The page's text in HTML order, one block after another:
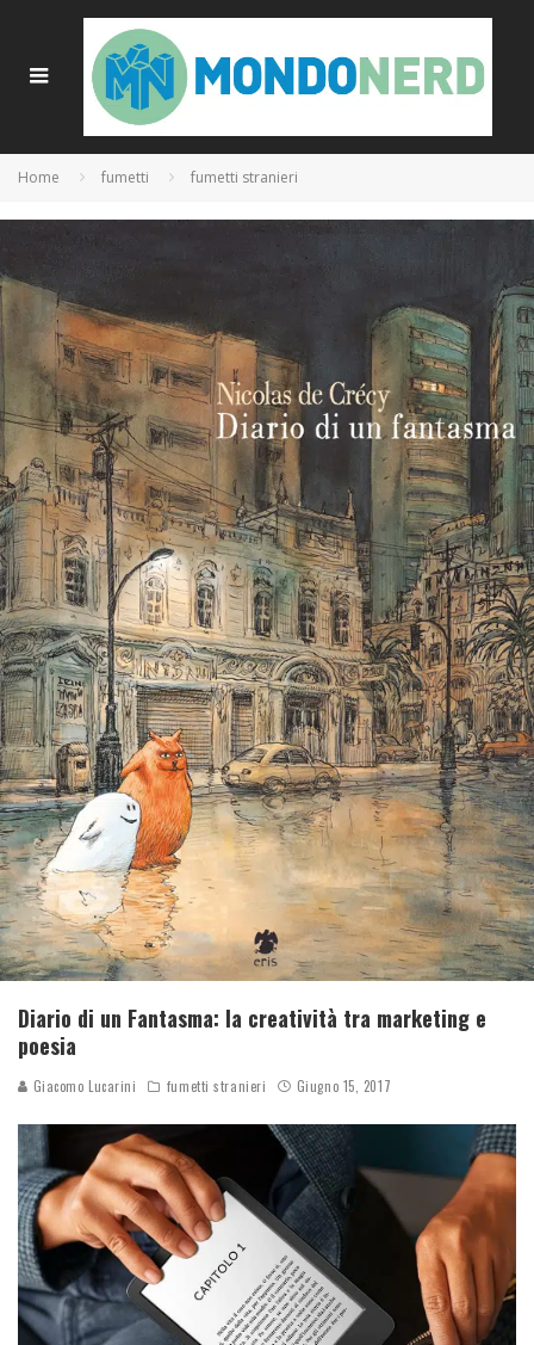
Home fumetti fumetti stranieri
Diario di un Fantasma: la creatività tra marketing e
poesia
Giacomo Lucarini fumetti stranieri Giugno 15, 2017